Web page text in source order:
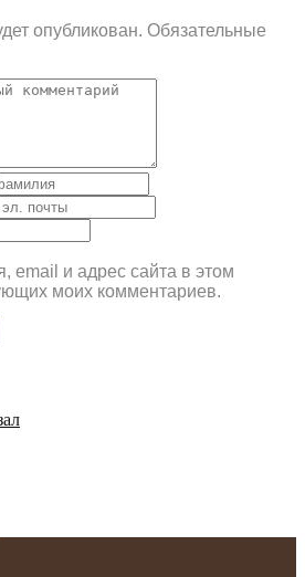
опубликован. Обязательные
email и адрес сайта в этом
моих комментариев.